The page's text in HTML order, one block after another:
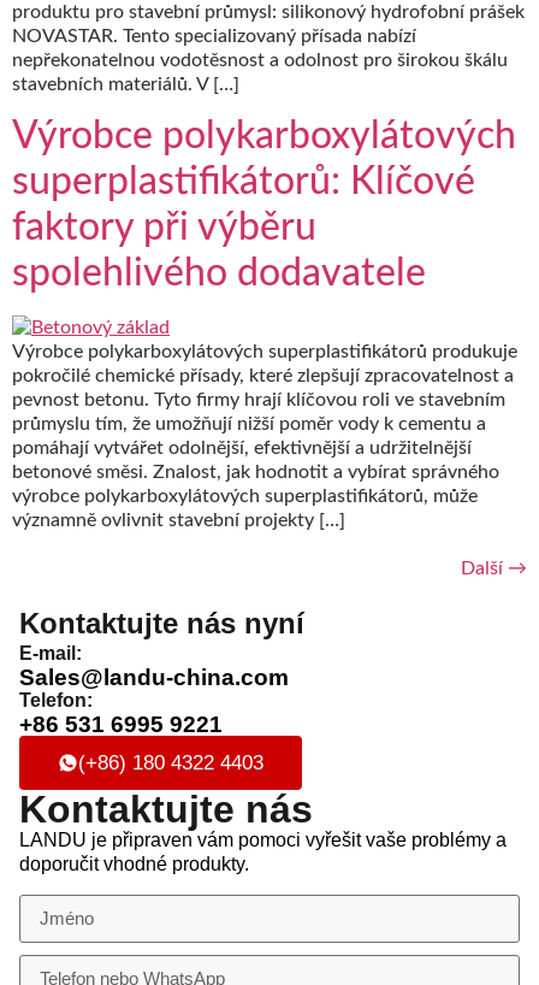
produktu pro stavební průmysl: silikonový hydrofobní prášek
NOVASTAR. Tento specializovaný přísada nabízí
nepřekonatelnou vodotěsnost a odolnost pro širokou škálu
stavebních materiálů. V […]
Výrobce polykarboxylátových
superplastifikátorů: Klíčové
faktory při výběru
spolehlivého dodavatele
Výrobce polykarboxylátových superplastifikátorů produkuje
pokročilé chemické přísady, které zlepšují zpracovatelnost a
pevnost betonu. Tyto firmy hrají klíčovou roli ve stavebním
průmyslu tím, že umožňují nižší poměr vody k cementu a
pomáhají vytvářet odolnější, efektivnější a udržitelnější
betonové směsi. Znalost, jak hodnotit a vybírat správného
výrobce polykarboxylátových superplastifikátorů, může
významně ovlivnit stavební projekty […]
Další →
Kontaktujte nás nyní
E-mail:
Sales@landu-china.com
Telefon:
+86 531 6995 9221
(+86) 180 4322 4403
Kontaktujte nás
LANDU je připraven vám pomoci vyřešit vaše problémy a
doporučit vhodné produkty.